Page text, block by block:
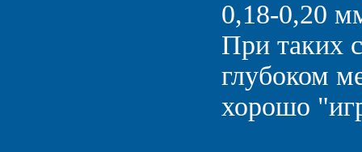
0,18-0,20
При таких
глубоком
хорошо